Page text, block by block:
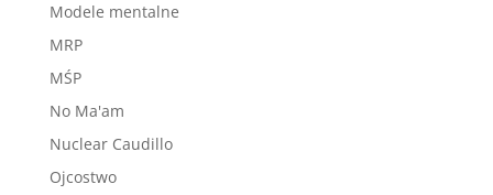
Modele mentalne
MRP
MŚP
No Ma'am
Nuclear Caudillo
Ojcostwo